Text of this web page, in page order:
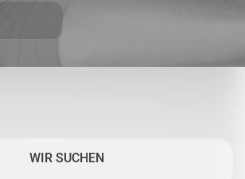
WIR SUCHEN